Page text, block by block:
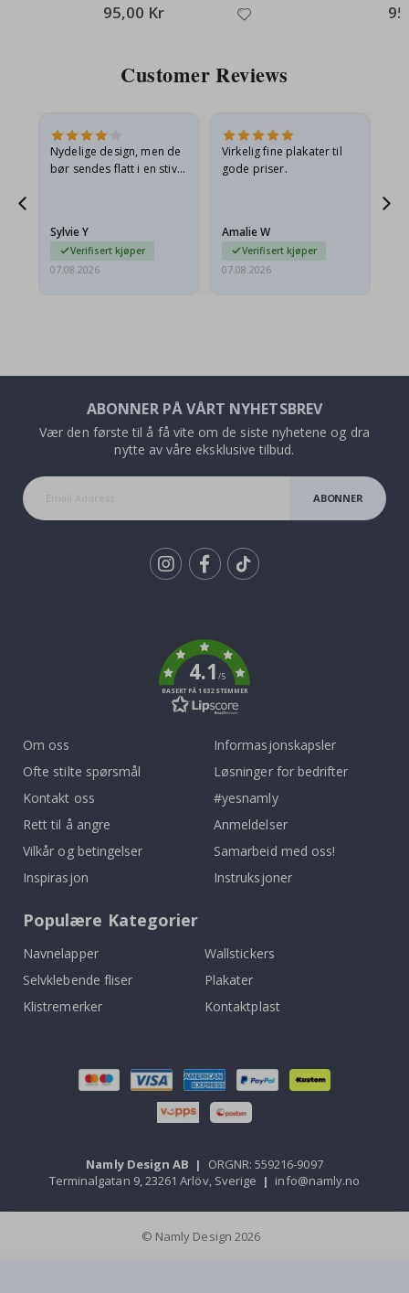
95,00 Kr
Customer Reviews
Nydelige design, men de
bør sendes flatt i en stiv
Sylvie Y
Verifisert kjøper
07.08.2026
Virkelig fine plakater til
gode priser.
Amalie W
Verifisert kjøper
07.08.2026
ABONNER PÅ VÅRT NYHETSBREV
Vær den første til å få vite om de siste nyhetene og dra
nytte av våre eksklusive tilbud.
ABONNER
4.1/5
BASERT PÅ 1032 STEMMER
Om oss
Ofte stilte spørsmål
Kontakt oss
Rett til å angre
Vilkår og betingelser
Inspirasjon
Informasjonskapsler
Løsninger for bedrifter
#yesnamly
Anmeldelser
Samarbeid med oss!
Instruksjoner
Populære Kategorier
Navnelapper
Wallstickers
Selvklebende fliser
Plakater
Klistremerker
Kontaktplast
Namly Design AB |
ORGNR: 559216-9097
Terminalgatan 9, 23261 Arlöv, Sverige | info@namly.no
© Namly Design 2026